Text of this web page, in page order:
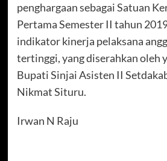
penghargaan sebagai Satuan
Pertama Semester II tahun
indikator kinerja pelaksana
tertinggi, yang diserahkan oleh
Bupati Sinjai Asisten II
Nikmat Situru.
Irwan N Raju